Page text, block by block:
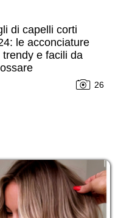
di capelli corti
le acconciature
trendy e facili da
26